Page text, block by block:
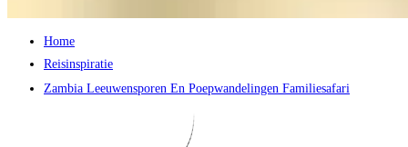
Home
Reisinspiratie
Zambia Leeuwensporen En Poepwandelingen Familiesafari